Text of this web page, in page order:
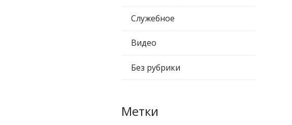
Служебное
Видео
Без рубрики
Метки